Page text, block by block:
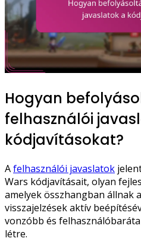
Hogyan
felhasználói
kódjavításokat?
Afelhasználói javaslatok
Wars kódjavításait, olyan
amelyek összhangban állnak
visszajelzések aktív
vonzóbb és
létre.